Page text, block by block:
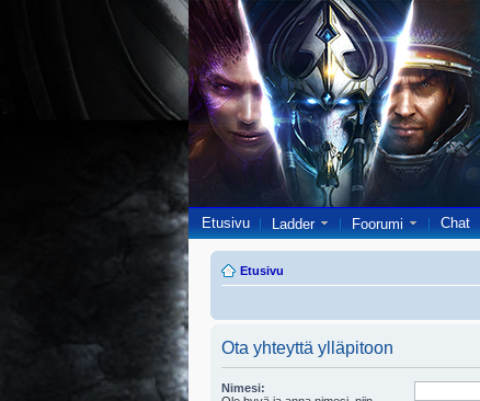
Etusivu Ladder Foorumi Chat
Etusivu
Ota yhteyttä ylläpitoon
Nimesi: